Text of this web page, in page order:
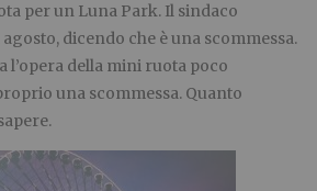
per un Luna Park. Il sindaco
dicendo che è una scommessa.
l’opera della mini ruota poco
una scommessa. Quanto